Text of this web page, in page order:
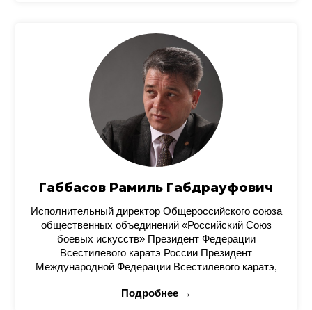
Габбасов Рамиль Габдрауфович
Исполнительный директор Общероссийского союза
общественных объединений «Российский Союз
боевых искусств» Президент Федерации
Всестилевого каратэ России Президент
Международной Федерации Всестилевого каратэ,
Подробнее →